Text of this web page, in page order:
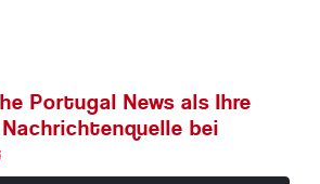
Portugal News als Ihre
bei